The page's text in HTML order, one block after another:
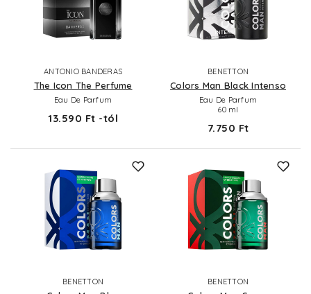
ANTONIO BANDERAS
The Icon The Perfume
Eau De Parfum
13.590 Ft -tól
BENETTON
Colors Man Black Intenso
Eau De Parfum
60 ml
7.750 Ft
BENETTON BENETTON